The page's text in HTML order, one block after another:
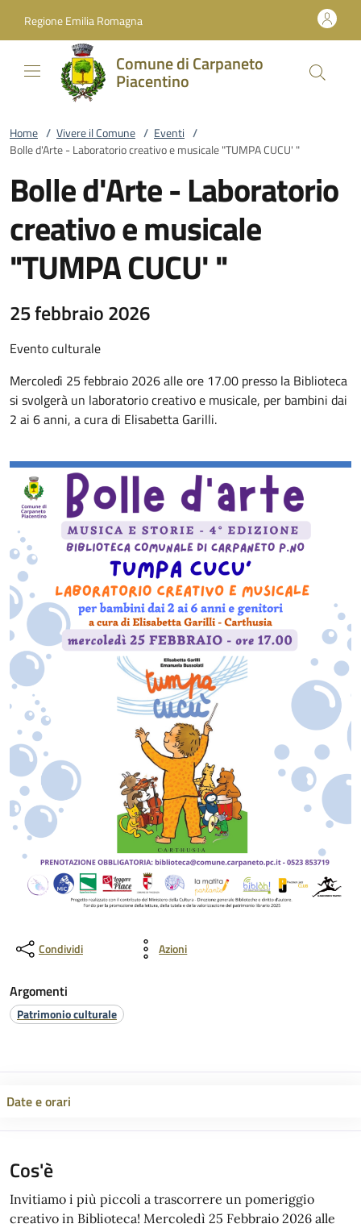
Regione Emilia Romagna
Comune di Carpaneto
Piacentino
Home / Vivere il Comune / Eventi /
Bolle d'Arte - Laboratorio creativo e musicale "TUMPA CUCU' "
Bolle d'Arte - Laboratorio
creativo e musicale
"TUMPA CUCU' "
25 febbraio 2026
Evento culturale
Mercoledì 25 febbraio 2026 alle ore 17.00 presso la Biblioteca
si svolgerà un laboratorio creativo e musicale, per bambini dai
2 ai 6 anni, a cura di Elisabetta Garilli.
Condividi Azioni
Argomenti
Patrimonio culturale
Date e orari
Cos'è
Invitiamo i più piccoli a trascorrere un pomeriggio
creativo in Biblioteca! Mercoledì 25 Febbraio 2026 alle